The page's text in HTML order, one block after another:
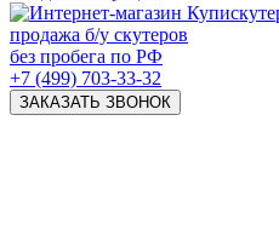
продажа б/у скутеров
без пробега по РФ
+7 (499) 703-33-32
ЗАКАЗАТЬ ЗВОНОК